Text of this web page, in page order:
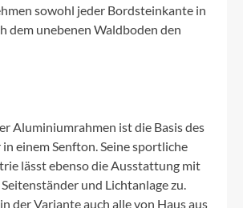
sowohl jeder Bordsteinkante in
dem unebenen Waldboden den
Aluminiumrahmen ist die Basis des
einem Senfton. Seine sportliche
lässt ebenso die Ausstattung mit
und Lichtanlage zu.
der Variante auch alle von Haus aus